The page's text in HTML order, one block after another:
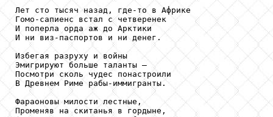
Лет сто тысяч назад, где-то в Африке
Гомо-сапиенс встал с четверенек
И поперла орда аж до Арктики
И ни виз-паспортов и ни денег.
Избегая разруху и войны
Эмигрируют больше таланты –
Посмотри сколь чудес понастроили
В Древнем Риме рабы-иммигранты.
Фараоновы милости лестные,
Променяв на скитанья в гордыне,